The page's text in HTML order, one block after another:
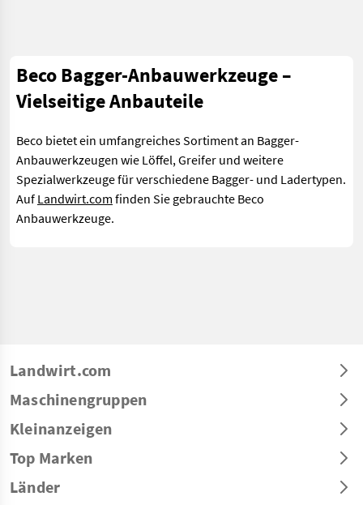
Beco Bagger-Anbauwerkzeuge –
Vielseitige Anbauteile
Beco bietet ein umfangreiches Sortiment an Bagger-
Anbauwerkzeugen wie Löffel, Greifer und weitere
Spezialwerkzeuge für verschiedene Bagger- und Ladertypen.
Auf Landwirt.com finden Sie gebrauchte Beco
Anbauwerkzeuge.
Landwirt.com
Maschinengruppen
Kleinanzeigen
Top Marken
Länder